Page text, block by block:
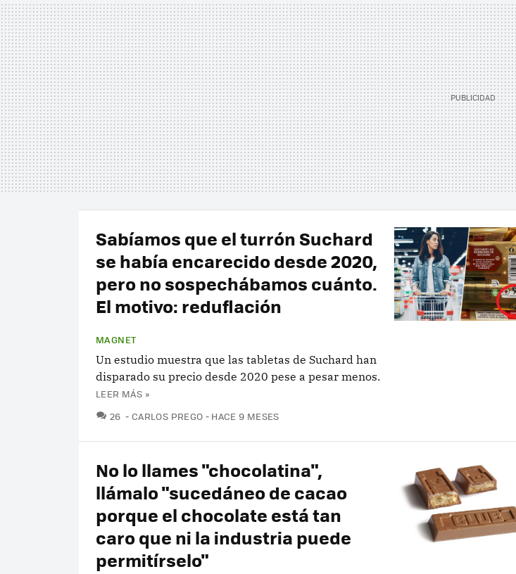
Sabíamos que el turrón Suchard
se había encarecido desde 2020,
pero no sospechábamos cuánto.
El motivo: reduflación
MAGNET
Un estudio muestra que las tabletas de Suchard han
disparado su precio desde 2020 pese a pesar menos.
LEER MÁS »
26 COMENTARIOS
CARLOS PREGO HACE 9 MESES
No lo llames "chocolatina",
llámalo "sucedáneo de cacao
porque el chocolate está tan
caro que ni la industria puede
permitírselo"